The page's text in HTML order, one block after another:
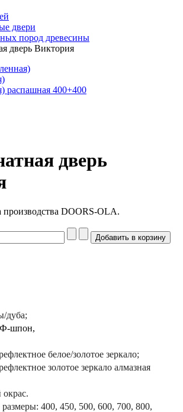
двери
пород древесины
дверь Виктория
дверь
DOORS-OLA.
дуба;
шпон,
белое/золотое зеркало;
золотое зеркало алмазная
400, 450, 500, 600, 700, 800,